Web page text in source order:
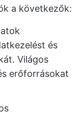
a következők:
és
Világos
erőforrásokat